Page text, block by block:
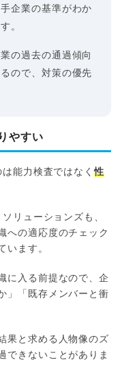
企業の基準がわか
。
の過去の通過傾向
ので、対策の優先
やすい
能力検査ではなく性
リューションズも、
への適応度のチェック
います。
に入る前提なので、企
」「既存メンバーと衝
果と求める人物像のズ
できないことがありま